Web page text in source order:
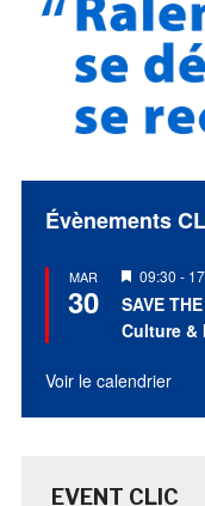
Évènements
MAR
30
Mis
en
avant
09:30 -
SAVE
Culture &
Voir le calendrier
EVENT CLIC